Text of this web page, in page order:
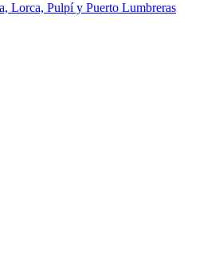
Lorca, Pulpí y Puerto Lumbreras